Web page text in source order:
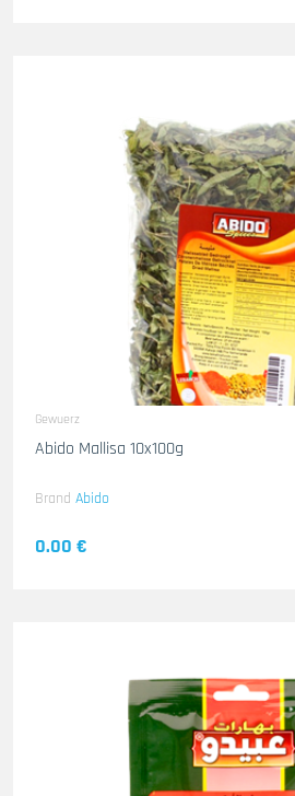
Gewuerz
Abido Mallisa 10x100g
Brand Abido
0.00 €